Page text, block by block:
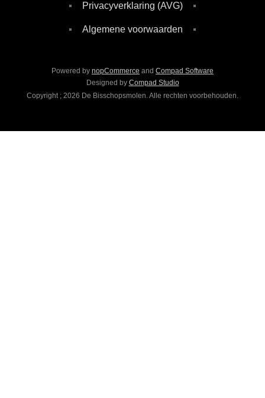
Privacyverklaring (AVG)
Algemene voorwaarden
Powered by nopCommerce and Compad Software
Designed by Compad Studio
Copyright ; 2026 De Bisschopsmolen. Alle rechten voorbehouden.